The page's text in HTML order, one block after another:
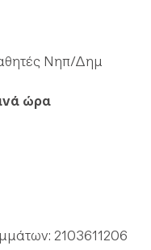
Νηπ/Δημ
ώρα
2103611206